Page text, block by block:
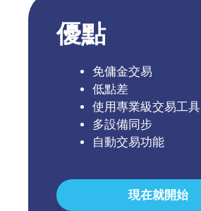
優點
免傭金交易
低點差
使用專業級交易工具
多設備同步
自動交易功能
現在就開始